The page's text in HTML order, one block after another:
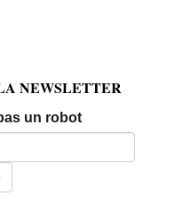
NEWSLETTER
un robotEmail